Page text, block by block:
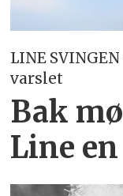
LINE
varslet
Bak
Line